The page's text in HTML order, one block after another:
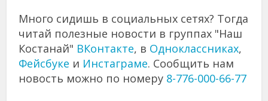
Много сидишь в социальных сетях? Тогда
читай полезные новости в группах "Наш
Костанай" ВКонтакте, в Одноклассниках,
Фейсбуке и Инстаграме. Сообщить нам
новость можно по номеру 8-776-000-66-77